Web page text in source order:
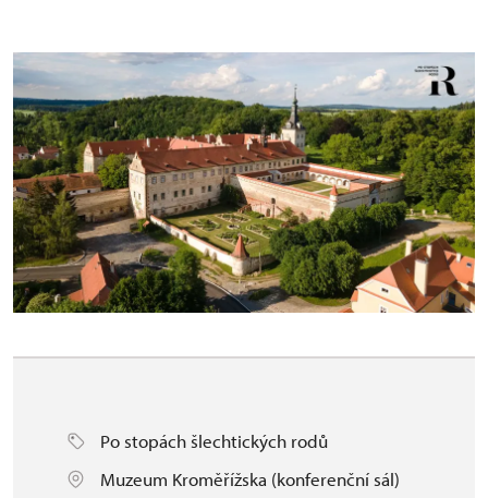
Po stopách šlechtických rodů
Muzeum Kroměřížska (konferenční sál)